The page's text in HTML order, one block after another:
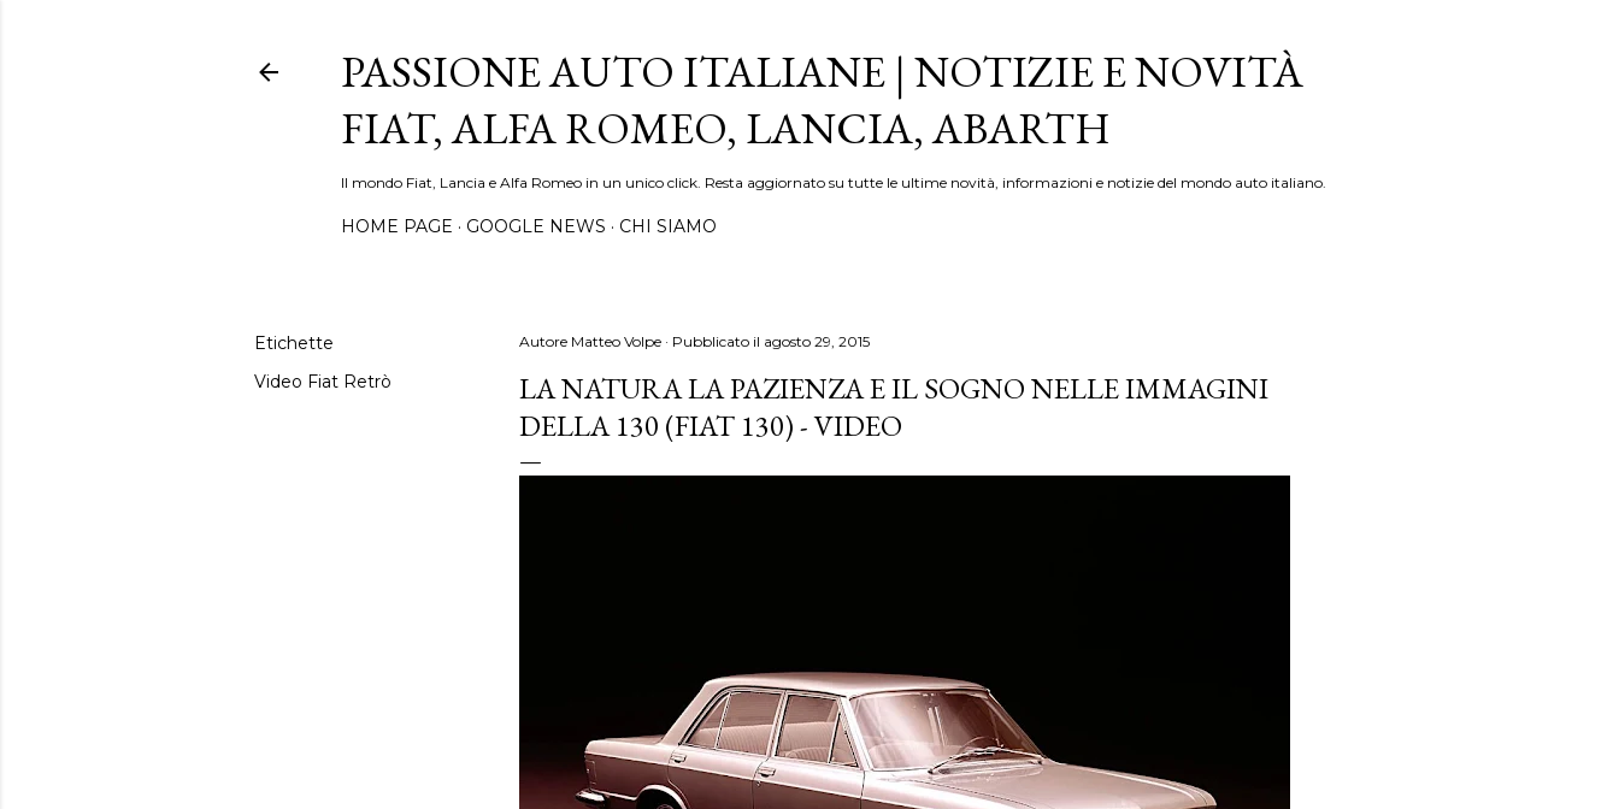
PASSIONE AUTO ITALIANE | NOTIZIE E NOVITÀ
FIAT, ALFA ROMEO, LANCIA, ABARTH
Il mondo Fiat, Lancia e Alfa Romeo in un unico click. Resta aggiornato su tutte le ultime novità, informazioni e notizie del mondo auto italiano.
HOME PAGE GOOGLE NEWS CHI SIAMO
Etichette
Video Fiat Retrò
Autore Matteo Volpe Pubblicato il agosto 29, 2015
LA NATURA LA PAZIENZA E IL SOGNO NELLE IMMAGINI
DELLA 130 (FIAT 130) - VIDEO